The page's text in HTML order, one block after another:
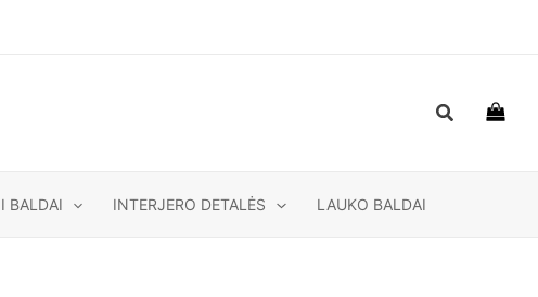
Paieška
BALDAI INTERJERO DETALĖS LAUKO BALDAI